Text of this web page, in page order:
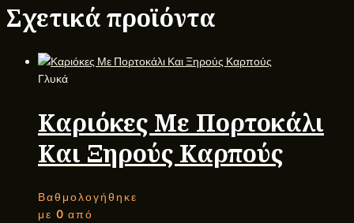
Σχετικά προϊόντα
Γλυκά
Καριόκες Με Πορτοκάλι
Και Ξηρούς Καρπούς
Βαθμολογήθηκε
με 0 από